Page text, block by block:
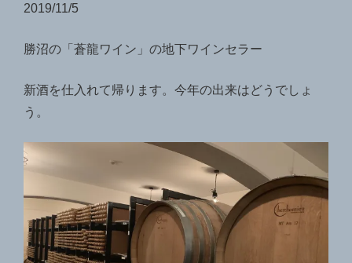
2019/11/5
勝沼の「蒼龍ワイン」の地下ワインセラー
新酒を仕入れて帰ります。今年の出来はどうでしょ
う。